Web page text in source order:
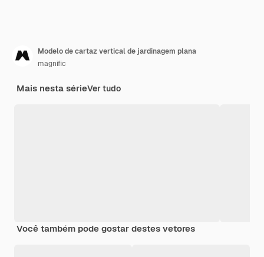
Modelo de cartaz vertical de jardinagem plana
magnific
Mais nesta sérieVer tudo
Você também pode gostar destes vetores